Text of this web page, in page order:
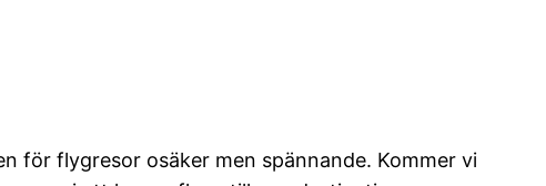
för flygresor osäker men spännande. Kommer vi